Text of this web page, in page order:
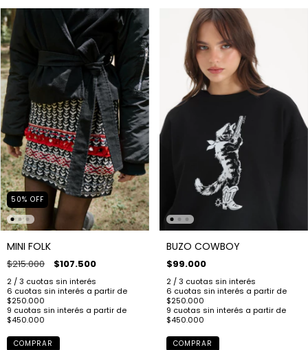
50% OFF
MINI FOLK
$215.000 $107.500
COMPRAR
BUZO COWBOY
$99.000
COMPRAR